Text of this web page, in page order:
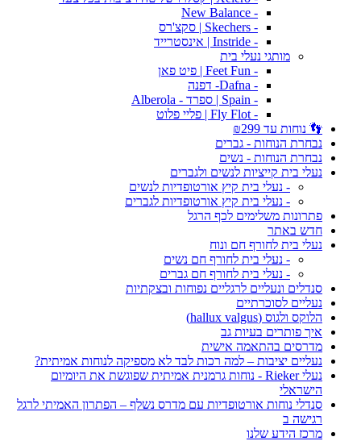
- New Balance
- Skechers | סקצ'רס
- Instride | אינסטרייד
מותגי נעלי בית
- Feet Fun | פיט פאן
- Dafna- דפנה
- Spain | ספרד - Alberola
- Fly Flot | פליי פלוט
👣 נוחות עד ₪299
נבחרת הנוחות - גברים
נבחרת הנוחות - נשים
נעלי בית קייציות לנשים ולגברים
- נעלי בית קיץ אורטופדיות לנשים
- נעלי בית קיץ אורטופדיות לגברים
פתרונות משלימים לכף הרגל
חדש באתר
נעלי בית לחורף חם ונוח
- נעלי בית לחורף חם נשים
- נעלי בית לחורף חם גברים
סנדלים ונעליים לרגליים נפוחות ובצקתיות
נעליים לסוכרתיים
הלוקס ולגוס (hallux valgus)
איך פותרים בעיות גב
מדרסים בהתאמה אישית
נעליים יציבות – למה רכות לבד לא מספיקה לנוחות אמיתית?
נעלי Rieker - נוחות גרמנית אמיתית שפוגשת את היומיום
הישראלי
סנדלי נוחות אורטופדיות עם מדרס נשלף – הפתרון האמיתי לרגל
רגישה ב
מרכז הידע שלנו